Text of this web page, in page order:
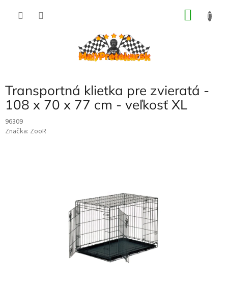
Transportná klietka pre zvieratá -
108 x 70 x 77 cm - veľkosť XL
96309
Značka: ZooR